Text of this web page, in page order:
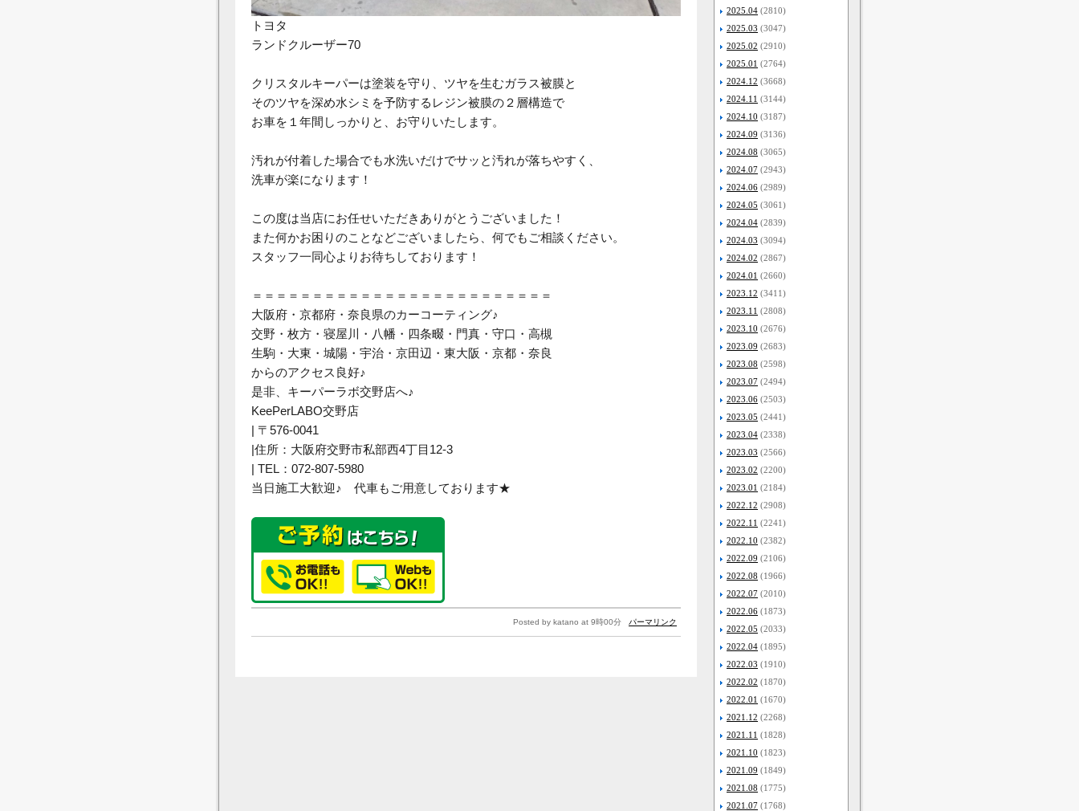
トヨタ
ランドクルーザー70
クリスタルキーパーは塗装を守り、ツヤを生むガラス被膜と
そのツヤを深め水シミを予防するレジン被膜の２層構造で
お車を１年間しっかりと、お守りいたします。
汚れが付着した場合でも水洗いだけでサッと汚れが落ちやすく、
洗車が楽になります！
この度は当店にお任せいただきありがとうございました！
また何かお困りのことなどございましたら、何でもご相談ください。
スタッフ一同心よりお待ちしております！
＝＝＝＝＝＝＝＝＝＝＝＝＝＝＝＝＝＝＝＝＝＝＝＝＝
大阪府・京都府・奈良県のカーコーティング♪
交野・枚方・寝屋川・八幡・四条畷・門真・守口・高槻
生駒・大東・城陽・宇治・京田辺・東大阪・京都・奈良
からのアクセス良好♪
是非、キーパーラボ交野店へ♪
KeePerLABO交野店
| 〒576-0041
|住所：大阪府交野市私部西4丁目12-3
| TEL：072-807-5980
当日施工大歓迎♪ 代車もご用意しております★
Posted by katano at 9時00分 パーマリンク
2025.04 (2810)
2025.03 (3047)
2025.02 (2910)
2025.01 (2764)
2024.12 (3668)
2024.11 (3144)
2024.10 (3187)
2024.09 (3136)
2024.08 (3065)
2024.07 (2943)
2024.06 (2989)
2024.05 (3061)
2024.04 (2839)
2024.03 (3094)
2024.02 (2867)
2024.01 (2660)
2023.12 (3411)
2023.11 (2808)
2023.10 (2676)
2023.09 (2683)
2023.08 (2598)
2023.07 (2494)
2023.06 (2503)
2023.05 (2441)
2023.04 (2338)
2023.03 (2566)
2023.02 (2200)
2023.01 (2184)
2022.12 (2908)
2022.11 (2241)
2022.10 (2382)
2022.09 (2106)
2022.08 (1966)
2022.07 (2010)
2022.06 (1873)
2022.05 (2033)
2022.04 (1895)
2022.03 (1910)
2022.02 (1870)
2022.01 (1670)
2021.12 (2268)
2021.11 (1828)
2021.10 (1823)
2021.09 (1849)
2021.08 (1775)
2021.07 (1768)